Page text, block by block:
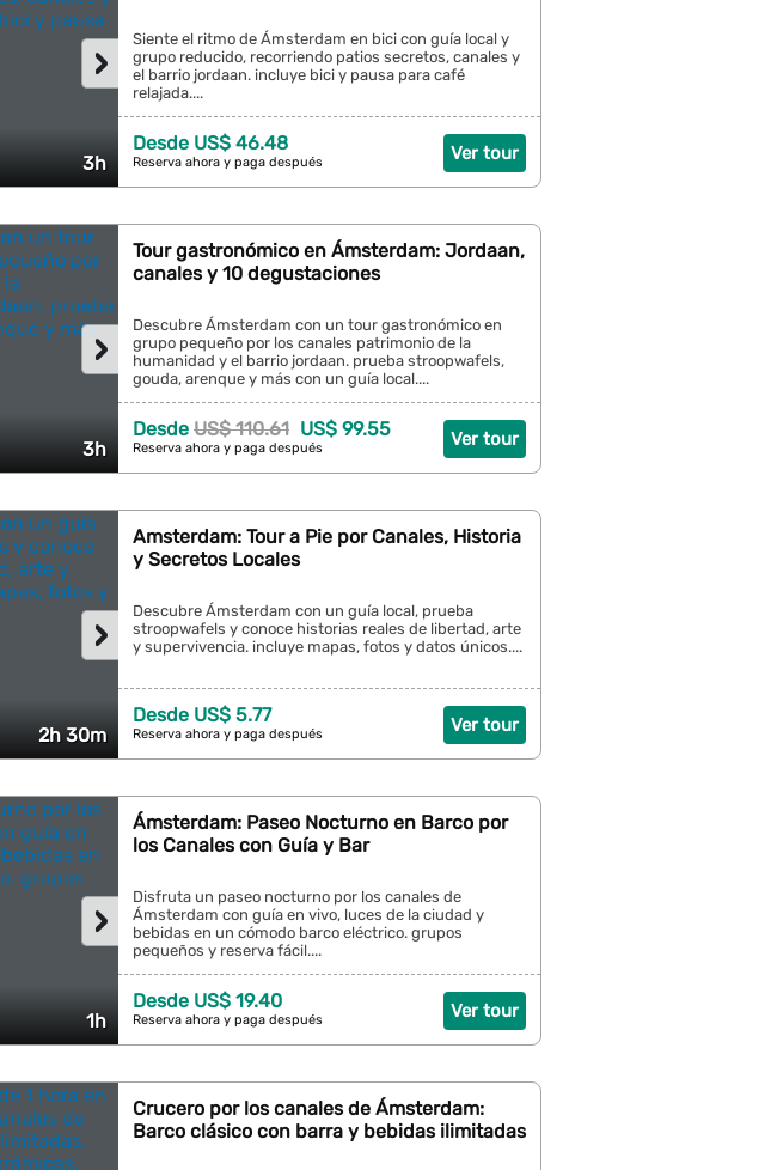
3h
›
Siente el ritmo de Ámsterdam en bici con guía local y
grupo reducido, recorriendo patios secretos, canales y
el barrio jordaan. incluye bici y pausa para café
relajada....
Ver tour
Desde US$ 46.48
Reserva ahora y paga después
3h
›
Tour gastronómico en Ámsterdam: Jordaan,
canales y 10 degustaciones
Descubre Ámsterdam con un tour gastronómico en
grupo pequeño por los canales patrimonio de la
humanidad y el barrio jordaan. prueba stroopwafels,
gouda, arenque y más con un guía local....
Ver tour
Desde US$ 110.61 US$ 99.55
Reserva ahora y paga después
2h 30m
›
Amsterdam: Tour a Pie por Canales, Historia
y Secretos Locales
Descubre Ámsterdam con un guía local, prueba
stroopwafels y conoce historias reales de libertad, arte
y supervivencia. incluye mapas, fotos y datos únicos....
Ver tour
Desde US$ 5.77
Reserva ahora y paga después
1h
›
Ámsterdam: Paseo Nocturno en Barco por
los Canales con Guía y Bar
Disfruta un paseo nocturno por los canales de
Ámsterdam con guía en vivo, luces de la ciudad y
bebidas en un cómodo barco eléctrico. grupos
pequeños y reserva fácil....
Ver tour
Desde US$ 19.40
Reserva ahora y paga después
Crucero por los canales de Ámsterdam:
Barco clásico con barra y bebidas ilimitadas